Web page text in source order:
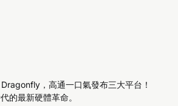
，高通一口氣發布三大平台！
的最新硬體革命。